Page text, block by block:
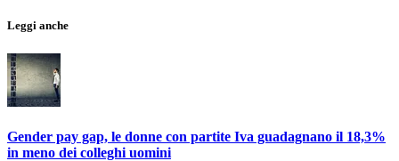
Leggi anche
Gender pay gap, le donne con partite Iva guadagnano il 18,3%
in meno dei colleghi uomini